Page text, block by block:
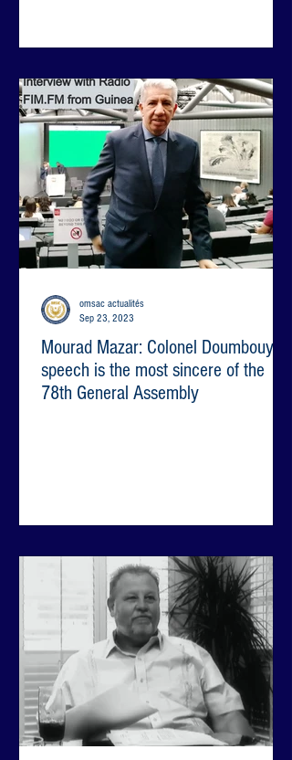
Mourad Mazar: Colonel Doumbouya's
speech is the most sincere of the
78th General Assembly
omsac actualités
Sep 23, 2023